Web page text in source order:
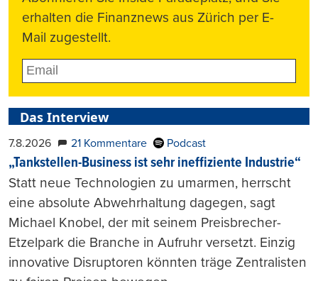
erhalten die Finanznews aus Zürich per E-
Mail zugestellt.
Das Interview
7.8.2026 21 Kommentare Podcast
„Tankstellen-Business ist sehr ineffiziente Industrie“
Statt neue Technologien zu umarmen, herrscht
eine absolute Abwehrhaltung dagegen, sagt
Michael Knobel, der mit seinem Preisbrecher-
Etzelpark die Branche in Aufruhr versetzt. Einzig
innovative Disruptoren könnten träge Zentralisten